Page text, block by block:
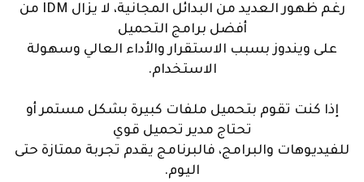
رغم ظهور العديد من البدائل المجانية، لا يزال IDM من
أفضل برامج التحميل
على ويندوز بسبب الاستقرار والأداء العالي وسهولة
الاستخدام.
إذا كنت تقوم بتحميل ملفات كبيرة بشكل مستمر أو
تحتاج مدير تحميل قوي
للفيديوهات والبرامج، فالبرنامج يقدم تجربة ممتازة حتى
اليوم.